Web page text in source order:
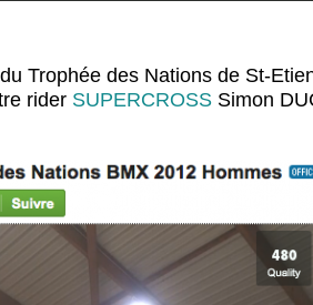
Trophée des Nations de St-
rider SUPERCROSS Simon